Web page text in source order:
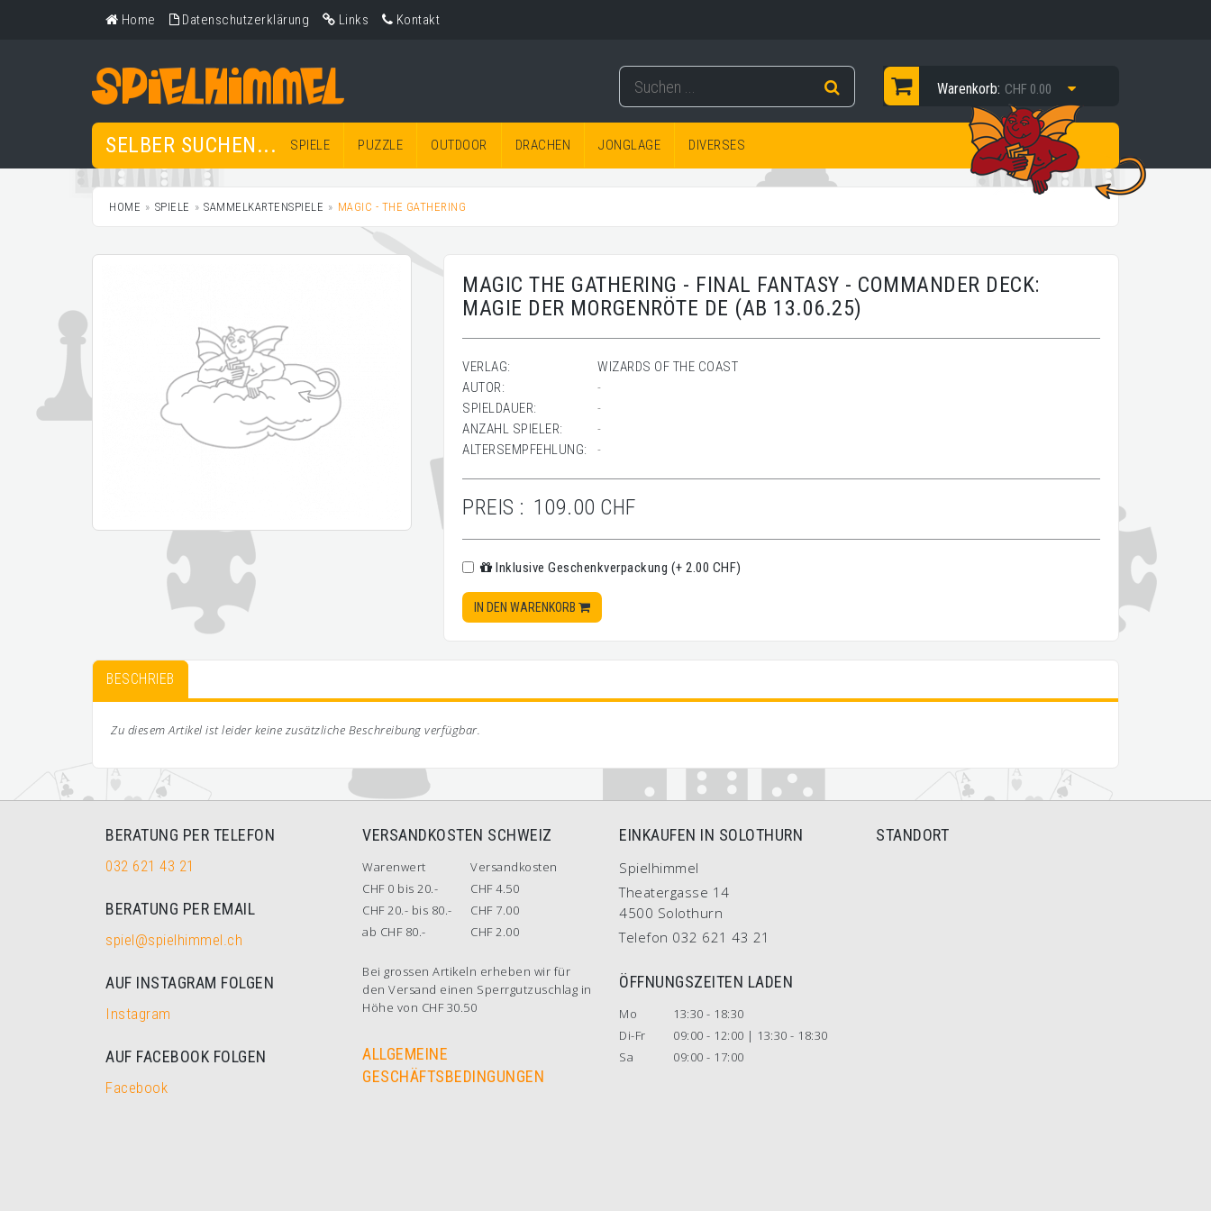
Home Datenschutzerklärung Links Kontakt
Warenkorb: CHF 0.00
SELBER SUCHEN... SPIELE PUZZLE OUTDOOR DRACHEN JONGLAGE DIVERSES
HOME SPIELE SAMMELKARTENSPIELE MAGIC - THE GATHERING
MAGIC THE GATHERING - FINAL FANTASY - COMMANDER DECK:
MAGIE DER MORGENRÖTE DE (AB 13.06.25)
VERLAG:
WIZARDS OF THE COAST
AUTOR:
-
SPIELDAUER:
-
ANZAHL SPIELER:
-
ALTERSEMPFEHLUNG:
-
PREIS : 109.00 CHF
Inklusive Geschenkverpackung (+ 2.00 CHF)
IN DEN WARENKORB
BESCHRIEB
Zu diesem Artikel ist leider keine zusätzliche Beschreibung verfügbar.
BERATUNG PER TELEFON
032 621 43 21
BERATUNG PER EMAIL
spiel@spielhimmel.ch
AUF INSTAGRAM FOLGEN
Instagram
AUF FACEBOOK FOLGEN
Facebook
VERSANDKOSTEN SCHWEIZ
Warenwert
Versandkosten
CHF 0 bis 20.-
CHF 4.50
CHF 20.- bis 80.-
CHF 7.00
ab CHF 80.-
CHF 2.00
Bei grossen Artikeln erheben wir für
den Versand einen Sperrgutzuschlag in
Höhe von CHF 30.50
ALLGEMEINE
GESCHÄFTSBEDINGUNGEN
EINKAUFEN IN SOLOTHURN
Spielhimmel
Theatergasse 14
4500 Solothurn
Telefon 032 621 43 21
ÖFFNUNGSZEITEN LADEN
Mo
13:30 - 18:30
Di-Fr
09:00 - 12:00 | 13:30 - 18:30
Sa
09:00 - 17:00
STANDORT